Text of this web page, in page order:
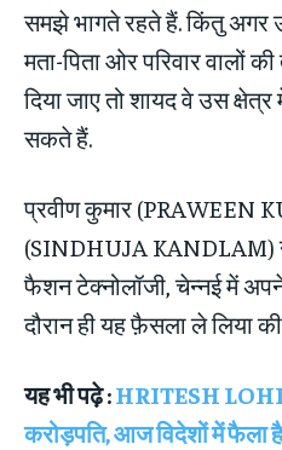
समझे भागते रहते हैं. किंतु अगर
मता-पिता ओर परिवार वालों
दिया जाए तो शायद वे उस
सकते हैं.
प्रवीण कुमार (PRAWEEN
(SINDHUJA
फैशन टेक्नोलॉजी, चेन्नई में
दौरान ही यह फ़ैसला ले लिया
यह भी पढ़े :HRITESH
करोड़पति, आज विदेशों में फैला है